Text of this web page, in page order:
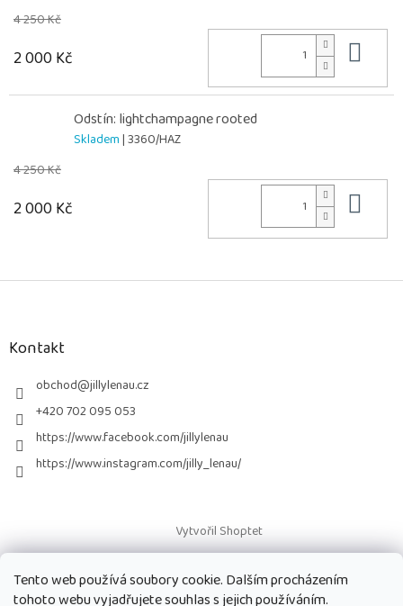
Tento web používá soubory cookie. Dalším procházením
tohoto webu vyjadřujete souhlas s jejich používáním.
4 250 Kč
2 000 Kč
Odstín: lightchampagne rooted
Skladem| 3360/HAZ
4 250 Kč
2 000 Kč
Z
Kontakt
obchod@jillylenau.cz
+420 702 095 053
https://www.facebook.com/jillylenau
https://www.instagram.com/jilly_lenau/
Vytvořil Shoptet
Copyright 2026Paruky Jilly Lenau s.r.o.. Všechna práva vyhrazena.